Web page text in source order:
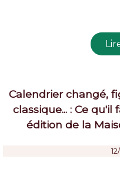
Calendrier changé,
classique... : Ce
édition de la